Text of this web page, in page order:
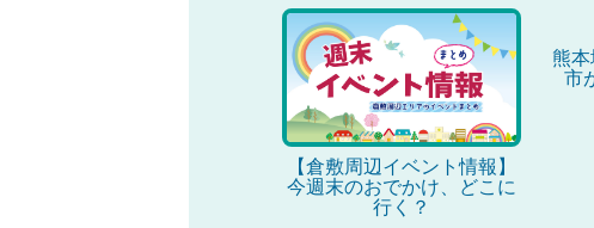
【倉敷周辺イベント情報】
今週末のおでかけ、どこに
行く？
熊本
市